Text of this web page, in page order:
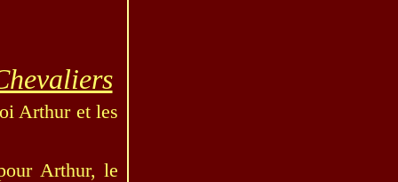
Arthur et les
Arthur, le